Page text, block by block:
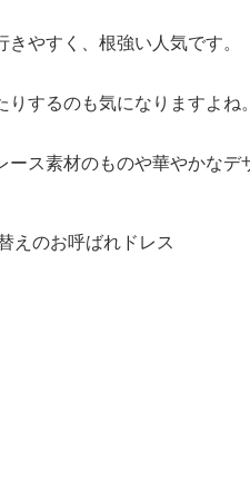
やすく、根強い人気です。
するのも気になりますよね。
ス素材のものや華やかな
えのお呼ばれドレス